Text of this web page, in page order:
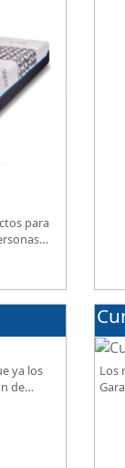
para
ya los
de
Los